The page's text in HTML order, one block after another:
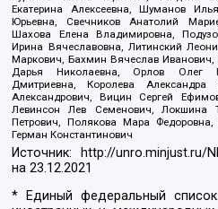
Екатерина Алексеевна, Шуманов
Юрьевна, Свечников Анатолий
Шахова Елена Владимировна,
Ирина Вячеславовна, Литинский
Маркович, Бахмин Вячеслав
Дарья Николаевна, Орлов Олег
Дмитриевна, Королева
Александрович, Вицин Сергей
Левинсон Лев Семенович, Локшина
Петрович, Полякова Мара
Герман Константинович
Источник: http://unro.minjust.ru/
на23.12.2021
* Единый федеральный